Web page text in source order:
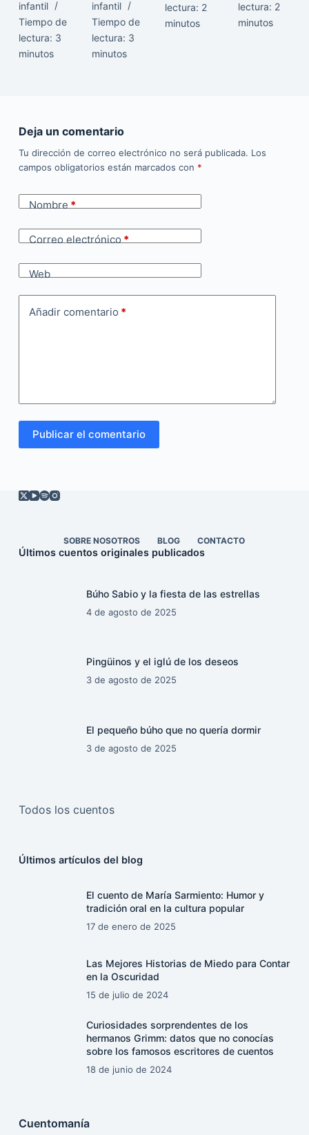
infantil
Tiempo de
lectura: 3
minutos
infantil
Tiempo de
lectura: 3
minutos
lectura: 2
minutos
lectura: 2
minutos
Deja un comentario
Tu dirección de correo electrónico no será publicada. Los
campos obligatorios están marcados con *
Nombre*
Correo electrónico*
Web
Añadir comentario *
Publicar el comentario
SOBRE NOSOTROS BLOG CONTACTO
Últimos cuentos originales publicados
Búho Sabio y la fiesta de las estrellas
4 de agosto de 2025
Pingüinos y el iglú de los deseos
3 de agosto de 2025
El pequeño búho que no quería dormir
3 de agosto de 2025
Todos los cuentos
Últimos artículos del blog
El cuento de María Sarmiento: Humor y
tradición oral en la cultura popular
17 de enero de 2025
Las Mejores Historias de Miedo para Contar
en la Oscuridad
15 de julio de 2024
Curiosidades sorprendentes de los
hermanos Grimm: datos que no conocías
sobre los famosos escritores de cuentos
18 de junio de 2024
Cuentomanía